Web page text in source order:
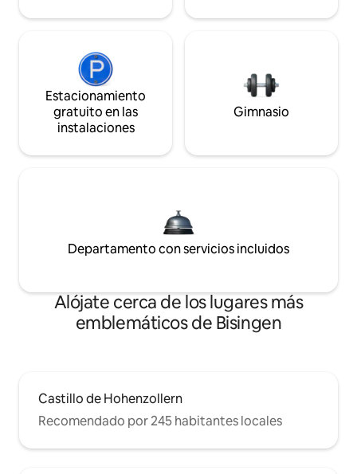
Estacionamiento
gratuito en las
instalaciones
Gimnasio
Departamento con servicios incluidos
Alójate cerca de los lugares más
emblemáticos de Bisingen
Castillo de Hohenzollern
Recomendado por 245 habitantes locales